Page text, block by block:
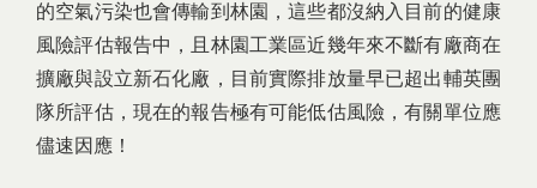
的空氣污染也會傳輸到林園，這些都沒納入目前的健康
風險評估報告中，且林園工業區近幾年來不斷有廠商在
擴廠與設立新石化廠，目前實際排放量早已超出輔英團
隊所評估，現在的報告極有可能低估風險，有關單位應
儘速因應！